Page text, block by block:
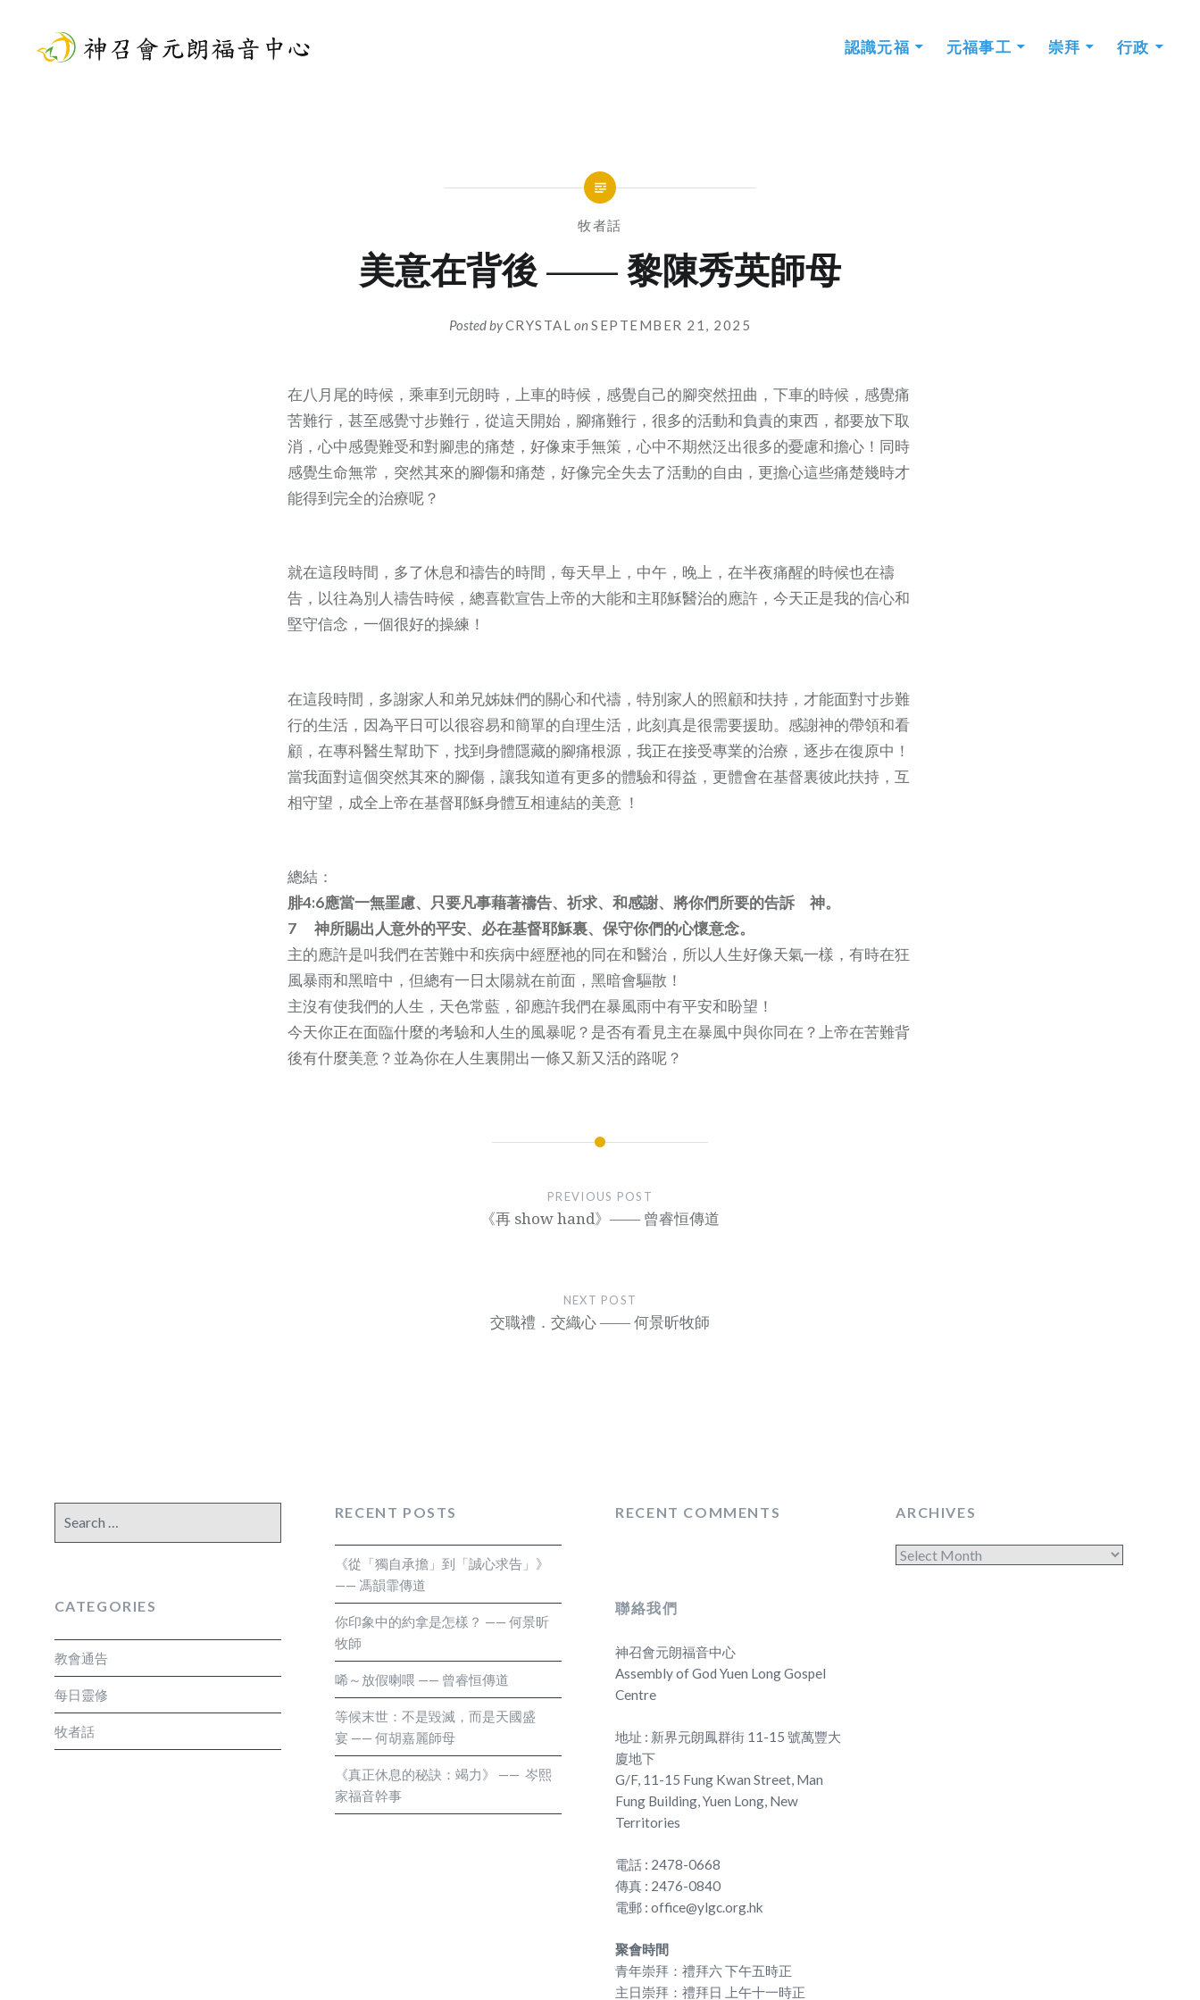
content
認識元福 元福事工 崇拜 行政
牧者話
美意在背後 —— 黎陳秀英師母
Posted byCRYSTAL on SEPTEMBER 21, 2025
在八月尾的時候，乘車到元朗時，上車的時候，感覺自己的腳突然扭曲，下車的時候，感覺痛
苦難行，甚至感覺寸步難行，從這天開始，腳痛難行，很多的活動和負責的東西，都要放下取
消，心中感覺難受和對腳患的痛楚，好像束手無策，心中不期然泛出很多的憂慮和擔心！同時
感覺生命無常，突然其來的腳傷和痛楚，好像完全失去了活動的自由，更擔心這些痛楚幾時才
能得到完全的治療呢？
就在這段時間，多了休息和禱告的時間，每天早上，中午，晚上，在半夜痛醒的時候也在禱
告，以往為別人禱告時候，總喜歡宣告上帝的大能和主耶穌醫治的應許，今天正是我的信心和
堅守信念，一個很好的操練！
在這段時間，多謝家人和弟兄姊妹們的關心和代禱，特別家人的照顧和扶持，才能面對寸步難
行的生活，因為平日可以很容易和簡單的自理生活，此刻真是很需要援助。感謝神的帶領和看
顧，在專科醫生幫助下，找到身體隱藏的腳痛根源，我正在接受專業的治療，逐步在復原中！
當我面對這個突然其來的腳傷，讓我知道有更多的體驗和得益，更體會在基督裏彼此扶持，互
相守望，成全上帝在基督耶穌身體互相連結的美意 ！
總結：
腓4:6應當一無罣慮、只要凡事藉著禱告、祈求、和感謝、將你們所要的告訴 神。
7 神所賜出人意外的平安、必在基督耶穌裏、保守你們的心懷意念。
主的應許是叫我們在苦難中和疾病中經歷祂的同在和醫治，所以人生好像天氣一樣，有時在狂
風暴雨和黑暗中，但總有一日太陽就在前面，黑暗會驅散！
主沒有使我們的人生，天色常藍，卻應許我們在暴風雨中有平安和盼望！
今天你正在面臨什麼的考驗和人生的風暴呢？是否有看見主在暴風中與你同在？上帝在苦難背
後有什麼美意？並為你在人生裏開出一條又新又活的路呢？
PREVIOUS POST
《再 show hand》—— 曾睿恒傳道
NEXT POST
交職禮．交織心 —— 何景昕牧師
RECENT POSTS
《從「獨自承擔」到「誠心求告」》
—— 馮韻霏傳道
你印象中的約拿是怎樣？ —— 何景昕
牧師
唏～放假喇喂 —— 曾睿恒傳道
等候末世：不是毀滅，而是天國盛
宴 —— 何胡嘉麗師母
《真正休息的秘訣：竭力》 —— 岑熙
家福音幹事
RECENT COMMENTS ARCHIVES
Archives
CATEGORIES
教會通告
每日靈修
牧者話
聯絡我們
神召會元朗福音中心
Assembly of God Yuen Long Gospel
Centre
地址 : 新界元朗鳳群街 11-15 號萬豐大
廈地下
G/F, 11-15 Fung Kwan Street, Man
Fung Building, Yuen Long, New
Territories
電話 : 2478-0668
傳真 : 2476-0840
電郵 : office@ylgc.org.hk
聚會時間
青年崇拜：禮拜六 下午五時正
主日崇拜：禮拜日 上午十一時正